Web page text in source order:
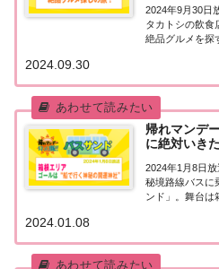
2024年9月30日
タカトシの飲食
絶品グルメを探
良 選手。そし
たして飲食店は
2024.09.30
帰れマンデ
に絶対いき
2024年1月8日
秘境路線バスに
ンド」。舞台は
吉田麻也！果
の「辰年に絶対
2024.01.08